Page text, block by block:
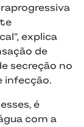
explica
de
secreção no
infecção.
é
com a